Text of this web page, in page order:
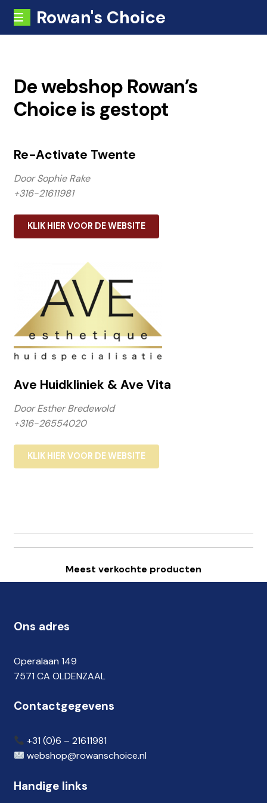
Skip
to
Skip
to
Rowan's Choice
Contact
Plan je health check
Privacybeleid
Resultaten Pagina
Share Cart
Voorstellen
Winkelwagen
De webshop Rowan’s
Choice is gestopt
Re-Activate Twente
Door Sophie Rake
+316-21611981
KLIK HIER VOOR DE WEBSITE
Ave Huidkliniek & Ave Vita
Door Esther Bredewold
+316-26554020
KLIK HIER VOOR DE WEBSITE
Meest verkochte producten
Ons adres
Operalaan 149
7571 CA OLDENZAAL
Contactgegevens
+31 (0)6 – 21611981
webshop@rowanschoice.nl
Handige links